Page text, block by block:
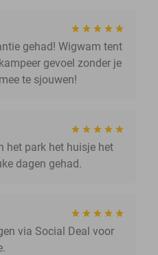
gehad! Wigwam tent
gevoel zonder je
te sjouwen!
het park het huisje het
dagen gehad.
via Social Deal voor